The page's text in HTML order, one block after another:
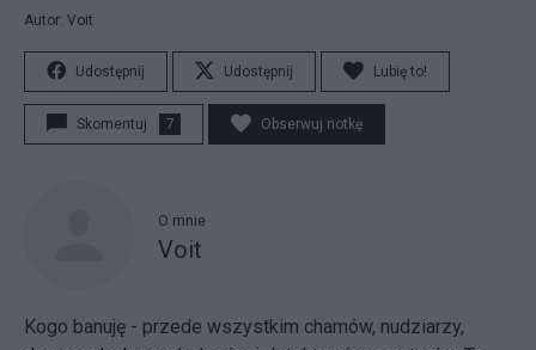
Autor: Voit
Udostępnij Udostępnij Lubię to!
Skomentuj 7 Obserwuj notkę
O mnie
Voit
Kogo banuję - przede wszystkim chamów, nudziarzy,